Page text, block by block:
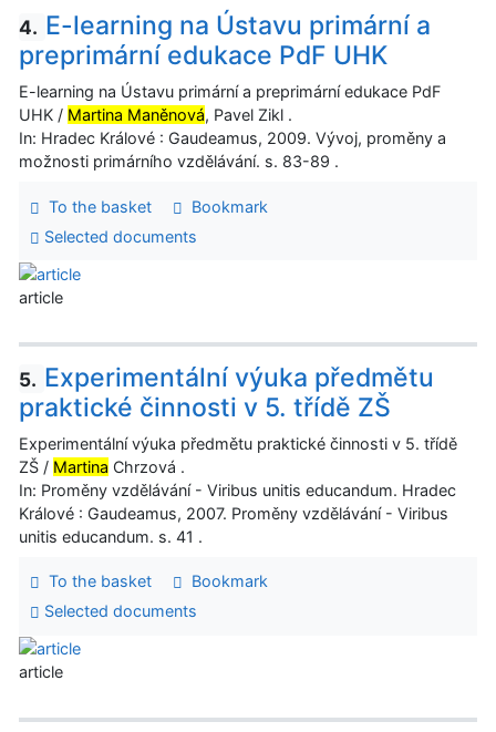
4. E-learning na Ústavu primární a
preprimární edukace PdF UHK
E-learning na Ústavu primární a preprimární edukace PdF
UHK / Martina Maněnová, Pavel Zikl .
In: Hradec Králové : Gaudeamus, 2009. Vývoj, proměny a
možnosti primárního vzdělávání. s. 83-89 .
To the basket
Bookmark
Selected documents
article
5. Experimentální výuka předmětu
praktické činnosti v 5. třídě ZŠ
Experimentální výuka předmětu praktické činnosti v 5. třídě
ZŠ / Martina Chrzová .
In: Proměny vzdělávání - Viribus unitis educandum. Hradec
Králové : Gaudeamus, 2007. Proměny vzdělávání - Viribus
unitis educandum. s. 41 .
To the basket
Bookmark
Selected documents
article